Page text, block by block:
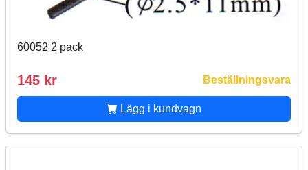
60052 2 pack
145 kr Beställningsvara
Lägg i kundvagn